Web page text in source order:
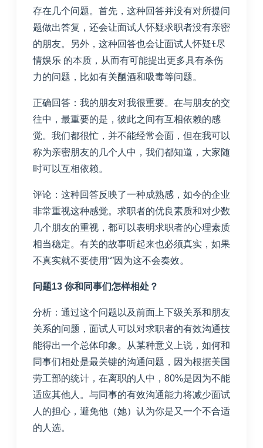
存在几个问题。首先，这种回答并没有对所提问
题做出答复，还会让面试人怀疑求职者没有亲密
的朋友。另外，这种回答也会让面试人怀疑ﾓ尽
情娱乐 的本质，从而有可能提出更多具有杀伤
力的问题，比如有关酗酒和吸毒等问题。
正确回答：我的朋友对我很重要。在与朋友的交
往中，最重要的是，彼此之间有互相依赖的感
觉。我们都很忙，并不能经常会面，但在我可以
称为亲密朋友的几个人中，我们都知道，大家随
时可以互相依赖。
评论：这种回答反映了一种成熟感，如今的企业
非常重视这种感觉。求职者的优良素质和对少数
几个朋友的重视，都可以表明求职者的心理素质
相当稳定。有关的故事听起来也必须真实，如果
不真实就不要使用“”因为这不会奏效。
问题13 你和同事们怎样相处？
分析：通过这个问题以及前面上下级关系和朋友
关系的问题，面试人可以对求职者的有效沟通技
能得出一个总体印象。从某种意义上说，如何和
同事们相处是最关键的沟通问题，因为根据美国
劳工部的统计，在离职的人中， 80%是因为不能
适应其他人。与同事的有效沟通能力将减少面试
人的担心，避免他（她）认为你是又一个不合适
的人选。